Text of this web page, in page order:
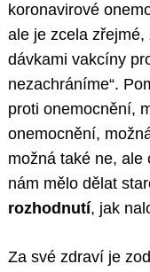
koronavirové
ale je zcela
dávkami vakcíny
nezachráníme“.
proti onemocnění,
onemocnění,
možná také ne,
nám mělo dělat
rozhodnutí, jak
Za své zdraví je